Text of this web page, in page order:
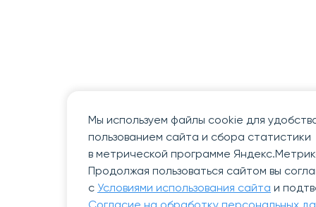
Мы используем файлы cookie для
пользованием сайта и сбора статистики
в метрической программе
Продолжая пользоваться сайтом вы
с Условиями использования сайта и